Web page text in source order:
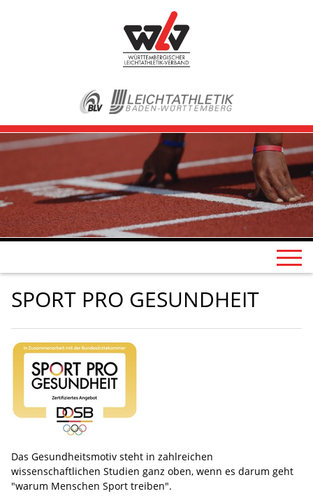
SPORT PRO GESUNDHEIT
Das Gesundheitsmotiv steht in zahlreichen
wissenschaftlichen Studien ganz oben, wenn es darum geht
"warum Menschen Sport treiben".